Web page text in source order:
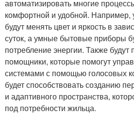
автоматизировать многие
комфортной и удобной. Например,
будут менять цвет и яркость в
суток, а умные бытовые приборы
потребление энергии. Также
помощники, которые помогут
системами с помощью голосовых
будет способствовать созданию
и адаптивного пространства,
под потребности жильца.